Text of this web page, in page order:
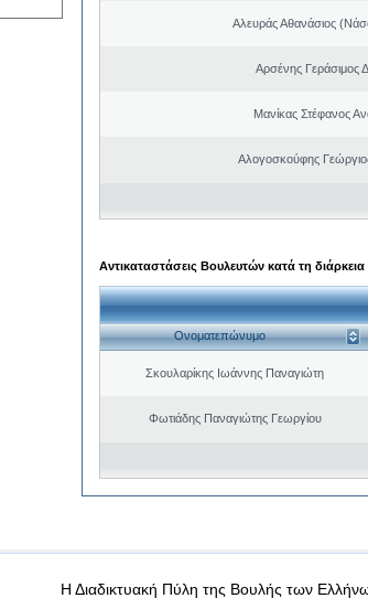
Αλευράς Αθανάσιος
Αρσένης Γεράσιμος
Μανίκας Στέφανος
Αλογοσκούφης
Αντικαταστάσεις Βουλευτών κατά τη
Ονοματεπώνυμο
Σκουλαρίκης Ιωάννης Παναγιώτη
Φωτιάδης Παναγιώτης Γεωργίου
Όροι χρήσης Προσωπικά δεδομένα Ασφάλεια & Πρόσβαση
Η Διαδικτυακή Πύλη της Βουλής των